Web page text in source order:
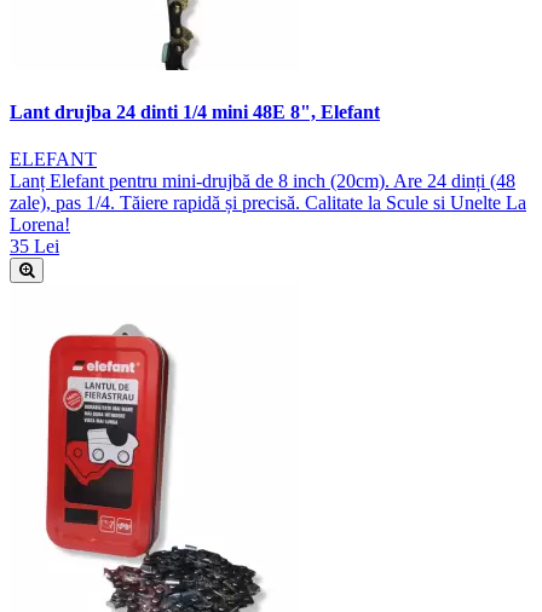
Lant drujba 24 dinti 1/4 mini 48E 8", Elefant
ELEFANT
Lanț Elefant pentru mini-drujbă de 8 inch (20cm). Are 24 dinți (48
zale), pas 1/4. Tăiere rapidă și precisă. Calitate la Scule si Unelte La
Lorena!
35 Lei